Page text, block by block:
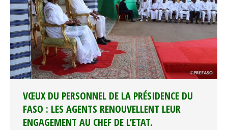
VŒUX DU PERSONNEL DE LA PRÉSIDENCE DU
FASO : LES AGENTS RENOUVELLENT LEUR
ENGAGEMENT AU CHEF DE L’ETAT.